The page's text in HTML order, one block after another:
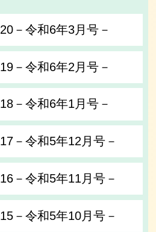
－令和6年3月号－
－令和6年2月号－
－令和6年1月号－
－令和5年12月号－
－令和5年11月号－
－令和5年10月号－